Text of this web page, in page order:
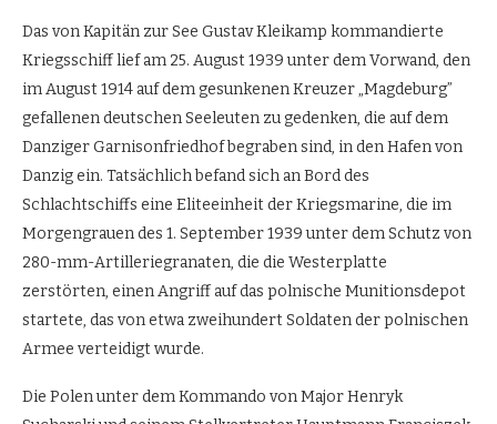
Das von Kapitän zur See Gustav Kleikamp kommandierte
Kriegsschiff lief am 25. August 1939 unter dem Vorwand, den
im August 1914 auf dem gesunkenen Kreuzer „Magdeburg”
gefallenen deutschen Seeleuten zu gedenken, die auf dem
Danziger Garnisonfriedhof begraben sind, in den Hafen von
Danzig ein. Tatsächlich befand sich an Bord des
Schlachtschiffs eine Eliteeinheit der Kriegsmarine, die im
Morgengrauen des 1. September 1939 unter dem Schutz von
280-mm-Artilleriegranaten, die die Westerplatte
zerstörten, einen Angriff auf das polnische Munitionsdepot
startete, das von etwa zweihundert Soldaten der polnischen
Armee verteidigt wurde.
Die Polen unter dem Kommando von Major Henryk